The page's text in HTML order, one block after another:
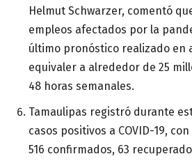
Helmut Schwarzer, comentó
empleos afectados por la
último pronóstico realizado en
equivaler a alrededor de 25
48 horas semanales.
Tamaulipas registró durante
casos positivos a COVID-19,
516 confirmados, 63